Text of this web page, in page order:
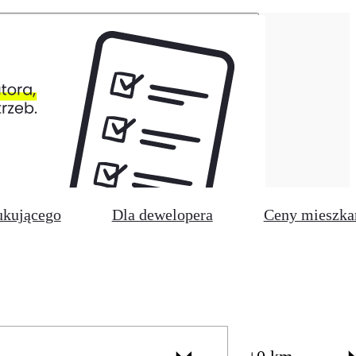
Dla dewelopera Ceny